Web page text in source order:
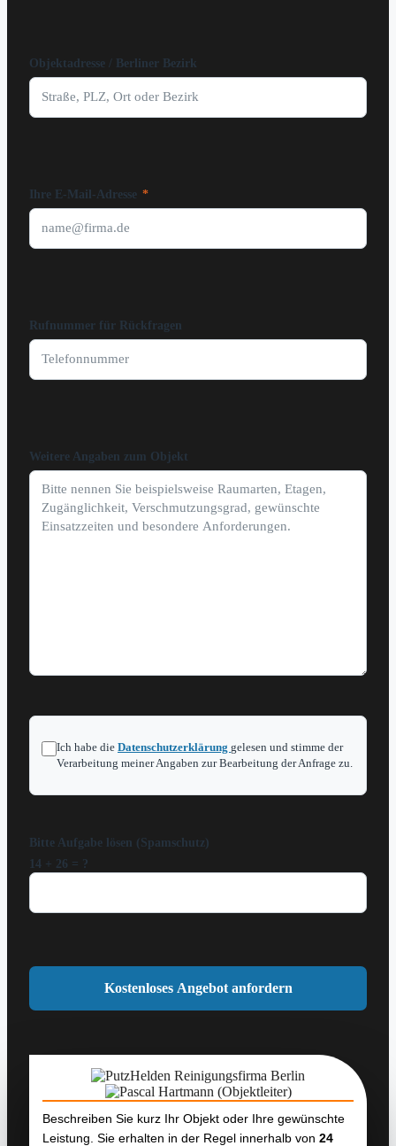
Objektadresse / Berliner Bezirk
Ihre E-Mail-Adresse *
Rufnummer für Rückfragen
Weitere Angaben zum Objekt
Ich habe die Datenschutzerklärung gelesen und stimme der
Verarbeitung meiner Angaben zur Bearbeitung der Anfrage zu.
Bitte Aufgabe lösen (Spamschutz)
14 + 26 = ?
Beschreiben Sie kurz Ihr Objekt oder Ihre gewünschte
Leistung. Sie erhalten in der Regel innerhalb von 24